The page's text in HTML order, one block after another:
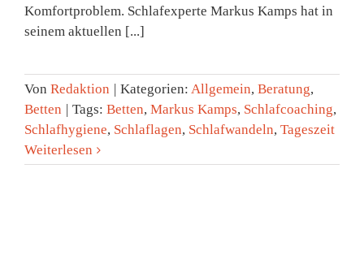
Komfortproblem. Schlafexperte Markus Kamps hat in
seinem aktuellen [...]
Von Redaktion | Kategorien: Allgemein, Beratung,
Betten | Tags: Betten, Markus Kamps, Schlafcoaching,
Schlafhygiene, Schlaflagen, Schlafwandeln, Tageszeit
Weiterlesen